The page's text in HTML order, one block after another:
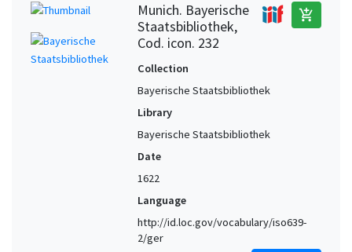
Munich. Bayerische
Staatsbibliothek,
Cod. icon. 232
add_shopping_cart
Collection
Bayerische Staatsbibliothek
Library
Bayerische Staatsbibliothek
Date
1622
Language
http://id.loc.gov/vocabulary/iso639-
2/ger